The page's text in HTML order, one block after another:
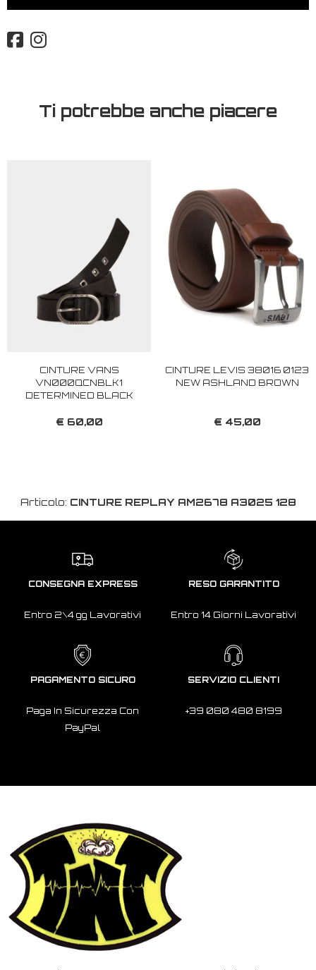
Ti potrebbe anche piacere
CINTURE VANS
VN000QCNBLK1
DETERMINED BLACK
€ 60,00
CINTURE LEVIS 38016 0123
NEW ASHLAND BROWN
€ 45,00
Articolo: CINTURE REPLAY AM2678 A3025 128
CONSEGNA EXPRESS
Entro 2\4 gg Lavorativi
RESO GARANTITO
Entro 14 Giorni Lavorativi
PAGAMENTO SICURO
Paga In Sicurezza Con
PayPal
SERVIZIO CLIENTI
+39 080 480 8199